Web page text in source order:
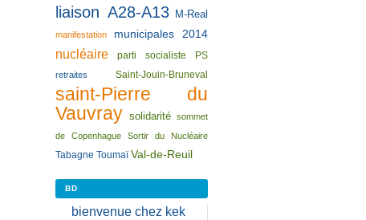
liaison A28-A13 M-Real
manifestation municipales 2014
nucléaire parti socialiste PS
retraites Saint-Jouin-Bruneval
saint-Pierre du
Vauvray solidarité
sommet
de Copenhague
Sortir du Nucléaire
Tabagne Toumaï Val-de-Reuil
BD
bienvenue chez kek